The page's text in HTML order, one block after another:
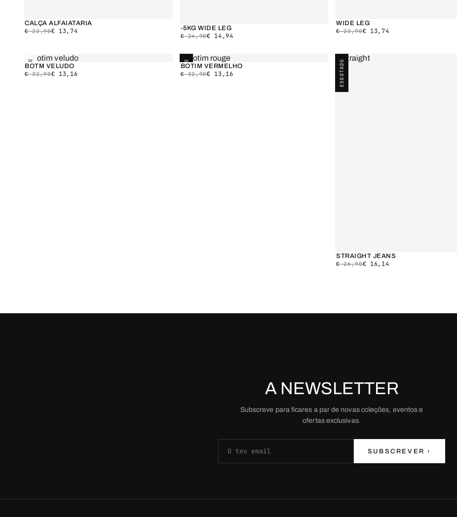
CALÇA ALFAIATARIA
€22,90€ 13,74
-5KG WIDE LEG
€24,90€ 14,94
WIDE LEG
€22,90€ 13,74
SALDO
BOTM VELUDO
€32,90€ 13,16 ESGOTADO
BOTIM VERMELHO
€32,90€ 13,16 ESGOTADO
STRAIGHT JEANS
€26,90€ 16,14
A NEWSLETTER
Subscreve para ficares a par de novas coleções, eventos e
ofertas exclusivas.
SUBSCREVER ›